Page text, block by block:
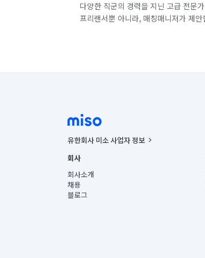
다양한 직군의 경력을 지닌 고급 전문
프리랜서뿐 아니라, 매칭매니저가 제
유한회사 미소 사업자 정보
사업자등록번호 : 291-87-00271 | 인허가번호 :
통신판매신고번호 : 2024-서울종로-1400(공정거
대표이사 : CHING VICTOR COLUMBIA RHEE
주소 | 본사: 서울특별시 종로구 율곡로 6(중학동,
컨택센터 : 서울특별시 종로구 수송동 율곡로 24,
회사
회사소개
채용
블로그